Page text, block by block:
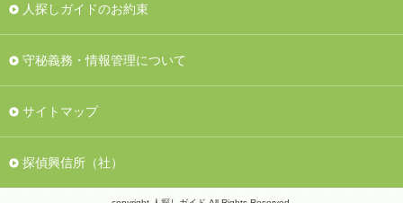
人探しガイドのお約束
守秘義務・情報管理について
サイトマップ
探偵興信所（社）